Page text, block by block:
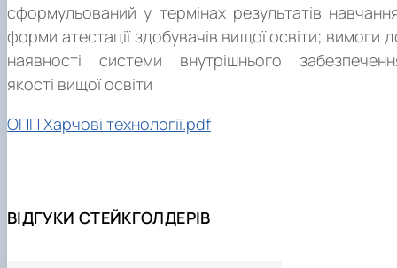
сформульований у термінах результатів
форми атестації здобувачів вищої освіти; вимоги
наявності системи внутрішнього
якості вищої освіти
ОПП Харчові технології.pdf
ВІДГУКИ СТЕЙКГОЛДЕРІВ